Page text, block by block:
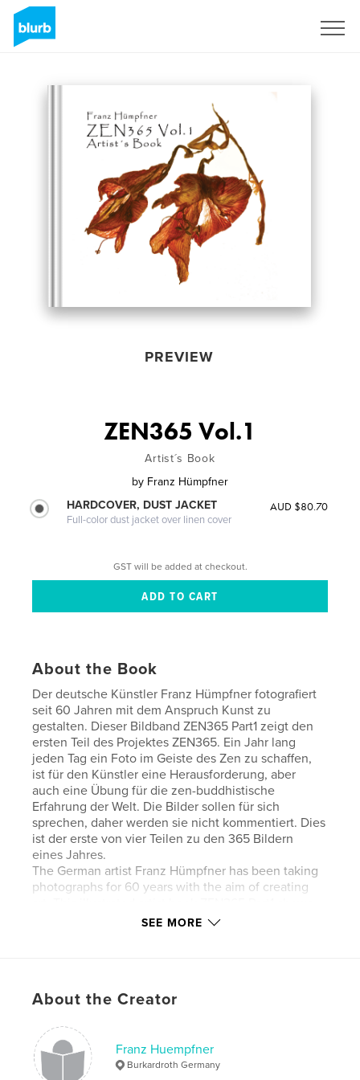
PREVIEW
ZEN365 Vol.1
Artist´s Book
by Franz Hümpfner
HARDCOVER, DUST JACKET
Full-color dust jacket over linen cover
AUD $80.70
GST will be added at checkout.
About the Book
Der deutsche Künstler Franz Hümpfner fotografiert
seit 60 Jahren mit dem Anspruch Kunst zu
gestalten. Dieser Bildband ZEN365 Part1 zeigt den
ersten Teil des Projektes ZEN365. Ein Jahr lang
jeden Tag ein Foto im Geiste des Zen zu schaffen,
ist für den Künstler eine Herausforderung, aber
auch eine Übung für die zen-buddhistische
Erfahrung der Welt. Die Bilder sollen für sich
sprechen, daher werden sie nicht kommentiert. Dies
ist der erste von vier Teilen zu den 365 Bildern
eines Jahres.
The German artist Franz Hümpfner has been taking
photographs for 60 years with the aim of creating
the first part of the project ZEN365. Creating a
be commented on. This is the first of four parts to
Author website
http://www.franzhuempfner.de
SEE MORE
About the Creator
Franz Huempfner
Burkardroth Germany